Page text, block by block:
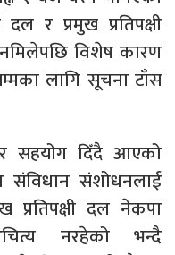
र प्रमुख प्रतिपक्षी
विशेष कारण
लागि सूचना टाँस
सहयोग दिँदै आएको
संविधान संशोधनलाई
प्रतिपक्षी दल नेकपा
नरहेको भन्दै